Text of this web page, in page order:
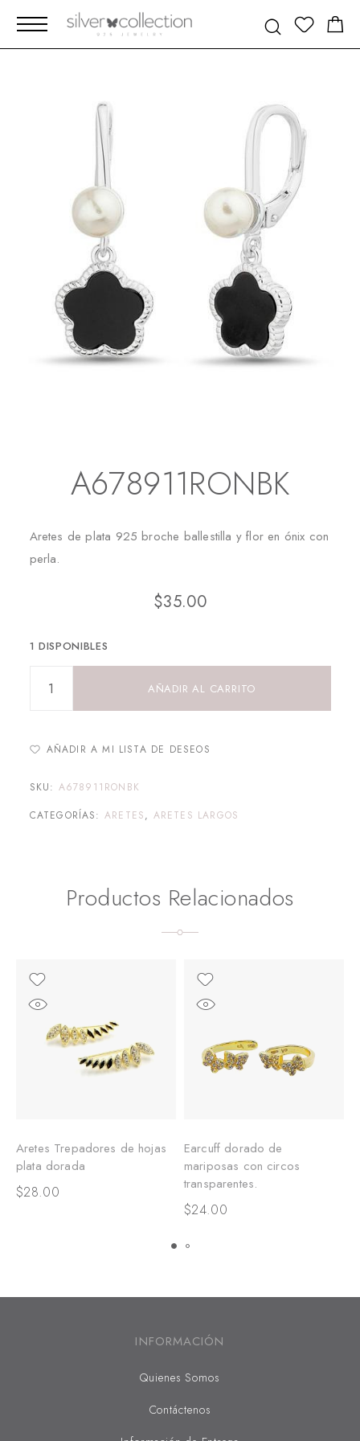
A678911RONBK
Aretes de plata 925 broche ballestilla y flor en ónix con
perla.
$35.00
1 DISPONIBLES
AÑADIR AL CARRITO
AÑADIR A MI LISTA DE DESEOS
SKU: A678911RONBK
CATEGORÍAS: ARETES, ARETES LARGOS
Productos Relacionados
Aretes Trepadores de hojas
plata dorada
$28.00
Earcuff dorado de
mariposas con circos
transparentes.
$24.00
INFORMACIÓN
Quienes Somos
Contáctenos